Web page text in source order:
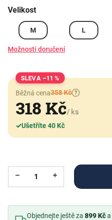
Velikost
M L
Možnosti doručení
–11 %
Běžná cena358 Kč ?
318 Kč/ ks
✓Ušetříte 40 Kč
Objednejte ještě za 899 Kč